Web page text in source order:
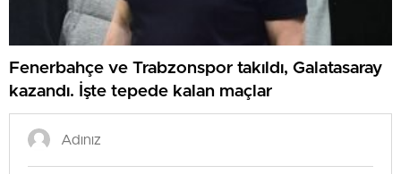
Fenerbahçe ve Trabzonspor takıldı, Galatasaray
kazandı. İşte tepede kalan maçlar